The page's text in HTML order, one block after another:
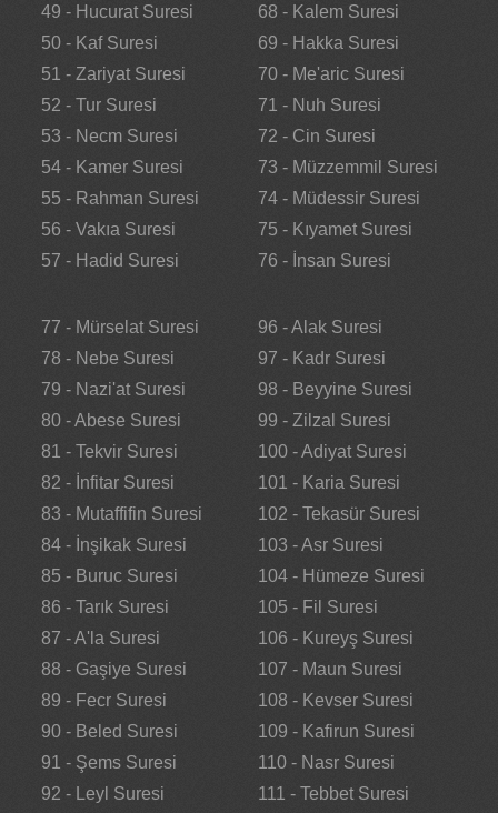
49 - Hucurat Suresi
50 - Kaf Suresi
51 - Zariyat Suresi
52 - Tur Suresi
53 - Necm Suresi
54 - Kamer Suresi
55 - Rahman Suresi
56 - Vakıa Suresi
57 - Hadid Suresi
68 - Kalem Suresi
69 - Hakka Suresi
70 - Me'aric Suresi
71 - Nuh Suresi
72 - Cin Suresi
73 - Müzzemmil Suresi
74 - Müdessir Suresi
75 - Kıyamet Suresi
76 - İnsan Suresi
77 - Mürselat Suresi
78 - Nebe Suresi
79 - Nazi'at Suresi
80 - Abese Suresi
81 - Tekvir Suresi
82 - İnfitar Suresi
83 - Mutaffifin Suresi
84 - İnşikak Suresi
85 - Buruc Suresi
86 - Tarık Suresi
87 - A'la Suresi
88 - Gaşiye Suresi
89 - Fecr Suresi
90 - Beled Suresi
91 - Şems Suresi
92 - Leyl Suresi
96 - Alak Suresi
97 - Kadr Suresi
98 - Beyyine Suresi
99 - Zilzal Suresi
100 - Adiyat Suresi
101 - Karia Suresi
102 - Tekasür Suresi
103 - Asr Suresi
104 - Hümeze Suresi
105 - Fil Suresi
106 - Kureyş Suresi
107 - Maun Suresi
108 - Kevser Suresi
109 - Kafirun Suresi
110 - Nasr Suresi
111 - Tebbet Suresi